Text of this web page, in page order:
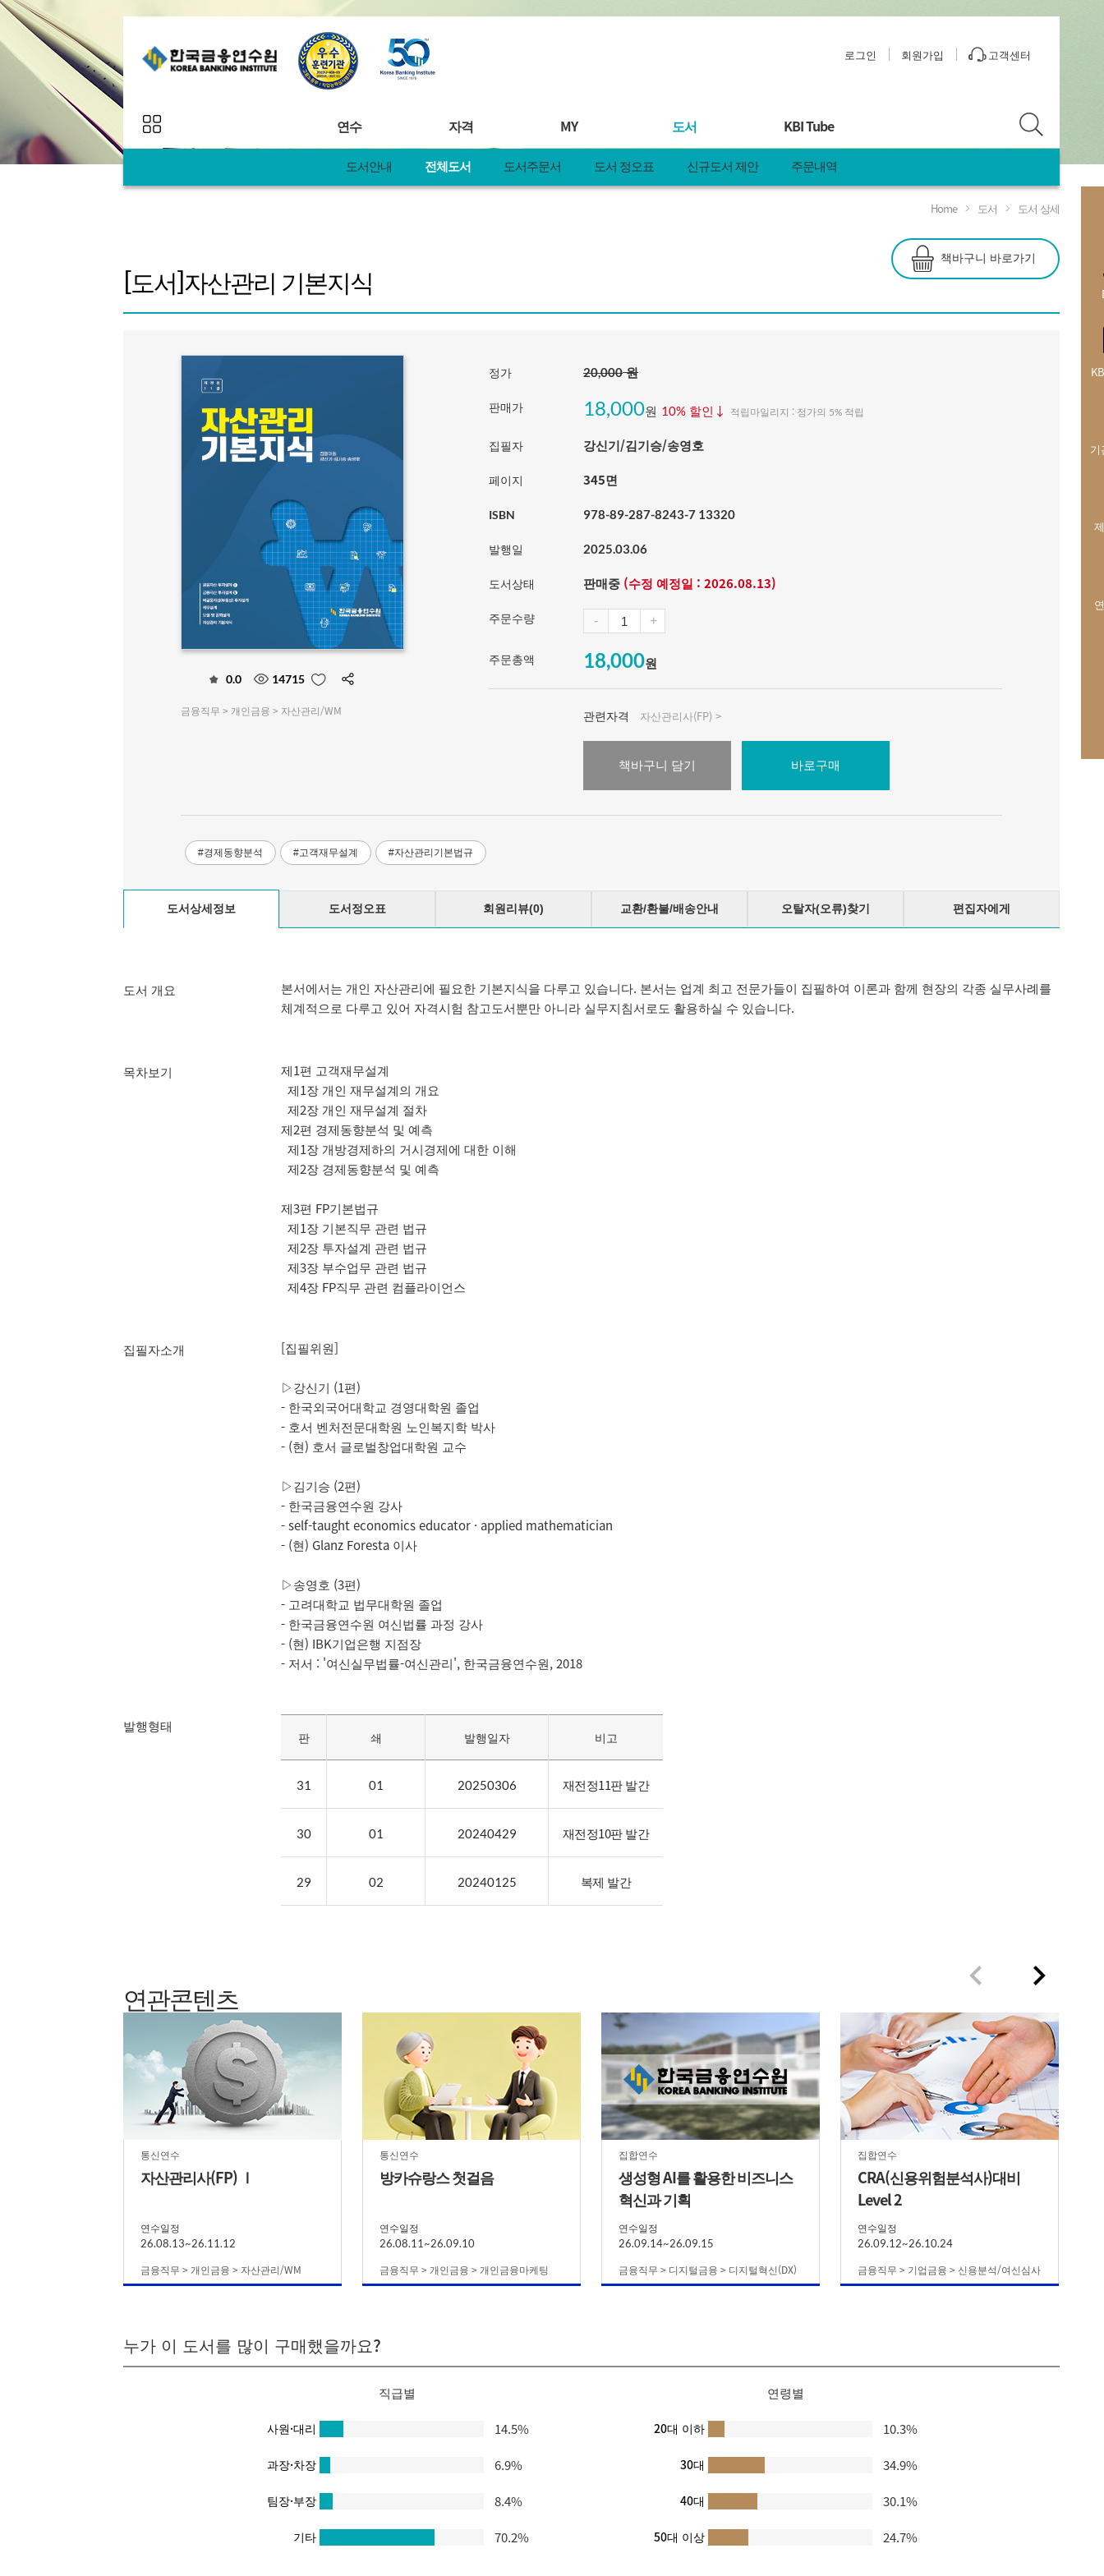
로그인 회원가입 고객센터
연수
추천연수
AI&디지털연수
과정제안
Egg&Apple
자격
자격시험안내
KBI 공모전
MY
MY 학습
MY 활동
도서
도서안내
KBI Tube
연수 프로그램
연수 로드맵
이벤트
도서안내 전체도서 도서주문서 도서 정오표 신규도서 제안 주문내역
기
Home 도서 도서 상세
[도서]자산관리 기본지식
책바구니 바로가기
0.0 14715
금융직무 > 개인금융 > 자산관리/WM
정가 20,000원
판매가 18,000원 10% 할인↓ 적립마일리지 : 정가의 5% 적립
집필자 강신기/김기승/송영호
페이지 345면
ISBN 978-89-287-8243-7 13320
발행일 2025.03.06
도서상태 판매중 (수정 예정일 : 2026.08.13)
주문수량 - +
주문총액 18,000원
관련자격 자산관리사(FP) >
책바구니 담기 바로구매
#경제동향분석 #고객재무설계 #자산관리기본법규
도서상세정보 도서정오표 회원리뷰(0) 교환/환불/배송안내 오탈자(오류)찾기 편집자에게
도서 개요
본서에서는 개인 자산관리에 필요한 기본지식을 다루고 있습니다. 본서는 업계 최고 전문가들이 집필하여 이론과 함께 현장의 각종 실무사례를
체계적으로 다루고 있어 자격시험 참고도서뿐만 아니라 실무지침서로도 활용하실 수 있습니다.
목차보기
제1편 고객재무설계
제1장 개인 재무설계의 개요
제2장 개인 재무설계 절차
제2편 경제동향분석 및 예측
제1장 개방경제하의 거시경제에 대한 이해
제2장 경제동향분석 및 예측
제3편 FP기본법규
제1장 기본직무 관련 법규
제2장 투자설계 관련 법규
제3장 부수업무 관련 법규
제4장 FP직무 관련 컴플라이언스
집필자소개 [집필위원]
▷강신기 (1편)
- 한국외국어대학교 경영대학원 졸업
- 호서 벤처전문대학원 노인복지학 박사
- (현) 호서 글로벌창업대학원 교수
▷김기승 (2편)
- 한국금융연수원 강사
- self-taught economics educator · applied mathematician
- (현) Glanz Foresta 이사
▷송영호 (3편)
- 고려대학교 법무대학원 졸업
- 한국금융연수원 여신법률 과정 강사
- (현) IBK기업은행 지점장
발행형태
판 쇄 발행일자 비고
31 01 20250306 재전정11판 발간
30 01 20240429 재전정10판 발간
29 02 20240125 복제 발간
연관콘텐츠
통신연수
자산관리사(FP) Ⅰ
연수일정
26.08.13~26.11.12
금융직무 > 개인금융 > 자산관리/WM
통신연수
방카슈랑스 첫걸음
연수일정
26.08.11~26.09.10
금융직무 > 개인금융 > 개인금융마케팅
집합연수
생성형 AI를 활용한 비즈니스
혁신과 기획
연수일정
26.09.14~26.09.15
금융직무 > 디지털금융 > 디지털혁신(DX)
집합연수
CRA(신용위험분석사)대비
Level 2
연수일정
26.09.12~26.10.24
금융직무 > 기업금융 > 신용분석/여신심사
누가 이 도서를 많이 구매했을까요?
직급별
사원·대리 14.5%
과장·차장 6.9%
팀장·부장 8.4%
기타 70.2%
연령별
20대 이하 10.3%
30대 34.9%
40대 30.1%
50대 이상 24.7%